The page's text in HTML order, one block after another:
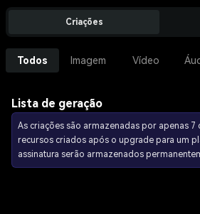
Criações
Todos Imagem Vídeo
Lista de geração
As criações são armazenadas por apenas 7
recursos criados após o upgrade para um
assinatura serão armazenados